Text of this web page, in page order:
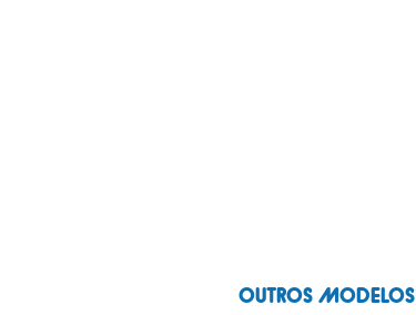
OUTROS MODELOS